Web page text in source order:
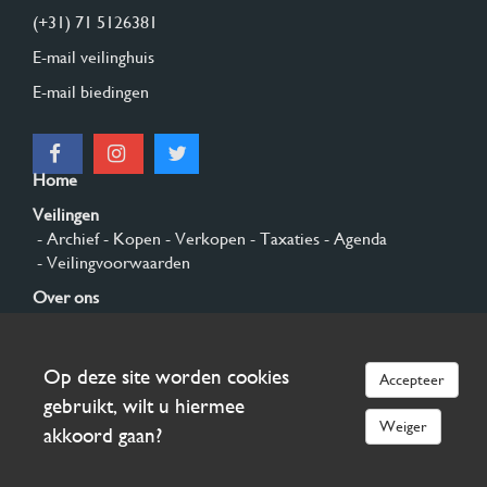
(+31) 71 5126381
E-mail veilinghuis
E-mail biedingen
Home
Veilingen
- Archief- Kopen - Verkopen - Taxaties - Agenda
- Veilingvoorwaarden
Over ons
Aanmelden
Op deze site worden cookies
gebruikt, wilt u hiermee
akkoord gaan?
Accepteer
Weiger